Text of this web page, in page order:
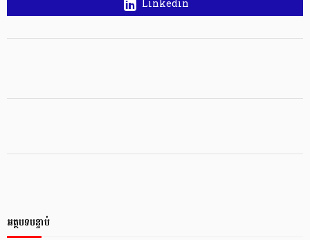
Linkedin
អត្ថបទបន្ទាប់